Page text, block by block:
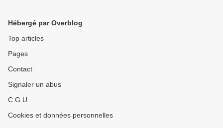
Hébergé par Overblog
Top articles
Pages
Contact
Signaler un abus
C.G.U.
Cookies et données personnelles